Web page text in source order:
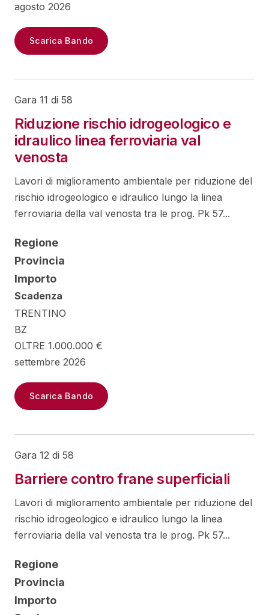
agosto 2026
Scarica Bando
Gara 11 di 58
Riduzione rischio idrogeologico e
idraulico linea ferroviaria val
venosta
Lavori di miglioramento ambientale per riduzione del
rischio idrogeologico e idraulico lungo la linea
ferroviaria della val venosta tra le prog. Pk 57...
Regione
Provincia
Importo
Scadenza
TRENTINO
BZ
OLTRE 1.000.000 €
settembre 2026
Scarica Bando
Gara 12 di 58
Barriere contro frane superficiali
Lavori di miglioramento ambientale per riduzione del
rischio idrogeologico e idraulico lungo la linea
ferroviaria della val venosta tra le prog. Pk 57...
Regione
Provincia
Importo